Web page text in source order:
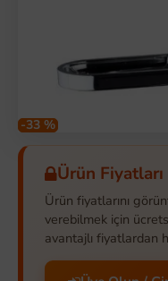
-33 %
Ürün
Ürün fiyatlarını
verebilmek için
avantajlı fiyatlardan